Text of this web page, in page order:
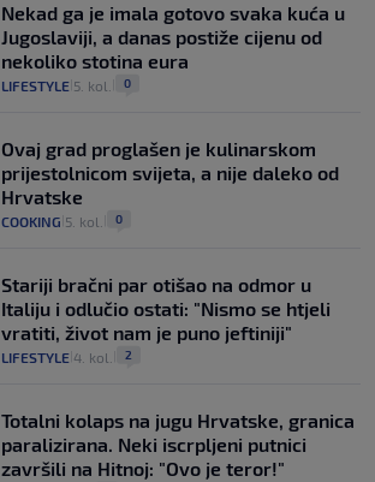
Nekad ga je imala gotovo svaka kuća u
Jugoslaviji, a danas postiže cijenu od
nekoliko stotina eura
LIFESTYLE 5. kol. 0
Ovaj grad proglašen je kulinarskom
prijestolnicom svijeta, a nije daleko od
Hrvatske
COOKING 5. kol. 0
Stariji bračni par otišao na odmor u
Italiju i odlučio ostati: "Nismo se htjeli
vratiti, život nam je puno jeftiniji"
LIFESTYLE 4. kol. 2
Totalni kolaps na jugu Hrvatske, granica
paralizirana. Neki iscrpljeni putnici
završili na Hitnoj: "Ovo je teror!"